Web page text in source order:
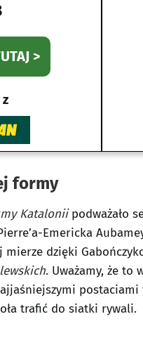
>
formy
Kataloniipodważało
Emericka
dzięki
. Uważamy, że to
postaciami
trafić do siatki rywali.